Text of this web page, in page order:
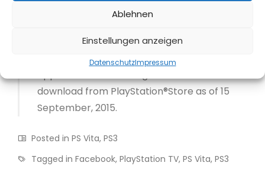
Ablehnen
Einstellungen anzeigen
DatenschutzImpressum
PlayStation®3 and PlayStation®Vita systems,
PlayStation®Vita and PlayStation®TV. In
anticipation of this change, the Facebook
download from PlayStation®Store as of 15
September, 2015.
Posted in PS Vita, PS3
Tagged in Facebook, PlayStation TV, PS Vita, PS3